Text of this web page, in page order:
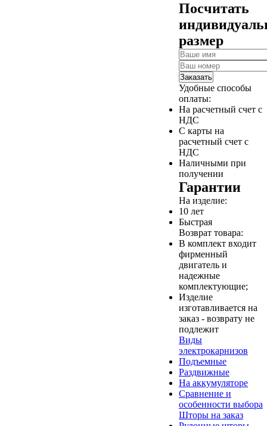
Посчитать
размер
Заказать
Удобные способы
оплаты:
На расчетный счет с
НДС
С карты на
расчетный счет с
НДС
Наличными при
получении
Гарантии
На изделие:
10 лет
Быстрая
Возврат товара:
В комплект входит
фирменный
двигатель и
надежные
комплектующие;
Изделие
изготавливается на
заказ - возврату не
подлежит
Виды
электрокарнизов
Подъемные
Раздвижные
На аккумуляторе
Сравнение и
особенности выбора
Шторы на заказ